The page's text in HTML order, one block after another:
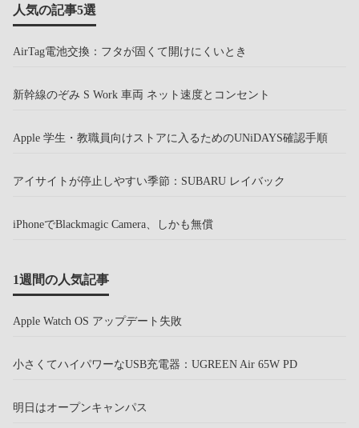
人気の記事5選
AirTag電池交換：フタが固くて開けにくいとき
新幹線のぞみ S Work 車両 ネット速度とコンセント
Apple 学生・教職員向けストアに入るためのUNiDAYS確認手順
アイサイトが停止しやすい季節：SUBARU レイバック
iPhoneでBlackmagic Camera、しかも無償
1週間の人気記事
Apple Watch OS アップデート失敗
小さくてハイパワーなUSB充電器：UGREEN Air 65W PD
明日はオープンキャンパス